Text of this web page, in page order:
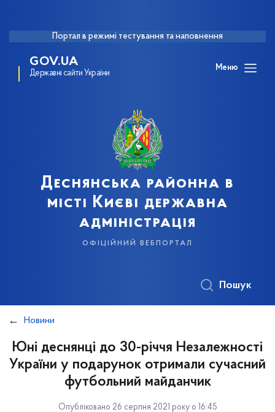
Портал в режимі тестування та наповнення
GOV.UA
Державні сайти України
Меню
Деснянська районна в
місті Києві державна
адміністрація
офіційний вебпортал
Пошук
Новини
Юні деснянці до 30-річчя Незалежності
України у подарунок отримали сучасний
футбольний майданчик
Опубліковано 26 серпня 2021 року о 16:45